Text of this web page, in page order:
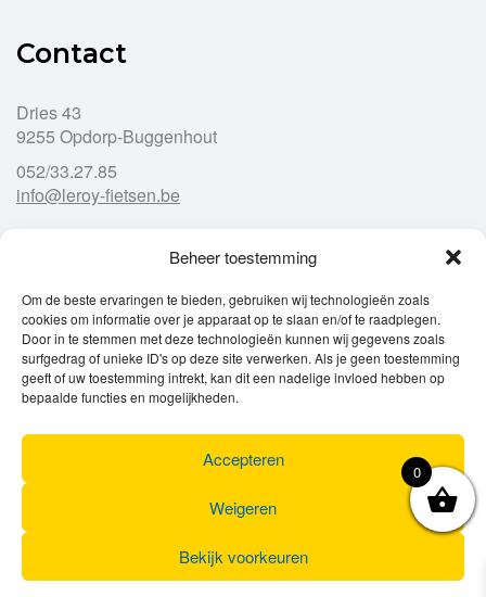
Beheer toestemming
Om de beste ervaringen te bieden, gebruiken wij technologieën zoals
cookies om informatie over je apparaat op te slaan en/of te raadplegen.
Door in te stemmen met deze technologieën kunnen wij gegevens zoals
surfgedrag of unieke ID's op deze site verwerken. Als je geen toestemming
geeft of uw toestemming intrekt, kan dit een nadelige invloed hebben op
bepaalde functies en mogelijkheden.
Accepteren
Weigeren
Bekijk voorkeuren
Contact
Dries 43
9255 Opdorp-Buggenhout
052/33.27.85
info@leroy-fietsen.be
Openingsuren
Ma
gesloten
Di
9u – 12u
13u – 18u00
Wo
9u – 12u
13u – 18u00
Do
9u – 12u
13u – 18u00
Za
0